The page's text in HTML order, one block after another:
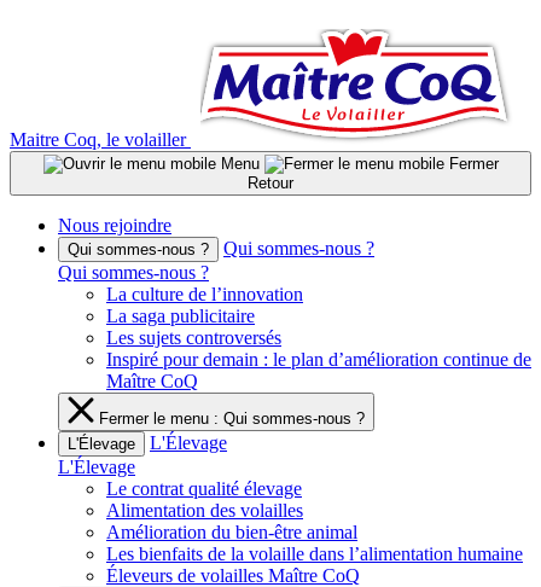
Maitre Coq, le volailler
Menu
Fermer
Retour
Nous rejoindre
Qui sommes-nous ?
Qui sommes-nous ?
Qui sommes-nous ?
La culture de l’innovation
La saga publicitaire
Les sujets controversés
Inspiré pour demain : le plan d’amélioration continue de
Maître CoQ
Fermer le menu : Qui sommes-nous ?
L'Élevage
L'Élevage
L'Élevage
Le contrat qualité élevage
Alimentation des volailles
Amélioration du bien-être animal
Les bienfaits de la volaille dans l’alimentation humaine
Éleveurs de volailles Maître CoQ